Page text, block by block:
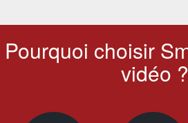
Pourquoi choisir
vidéo ?